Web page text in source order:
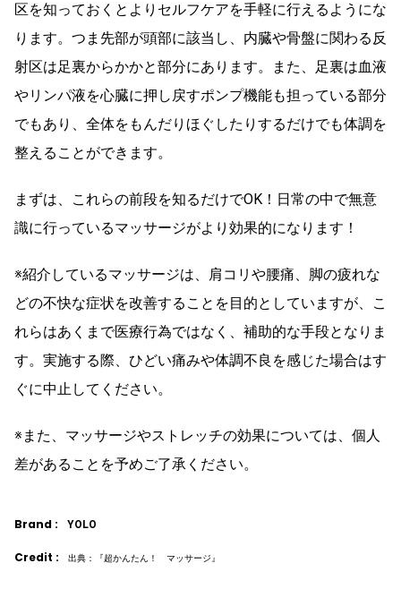
区を知っておくとよりセルフケアを手軽に行えるようにな
ります。つま先部が頭部に該当し、内臓や骨盤に関わる反
射区は足裏からかかと部分にあります。また、足裏は血液
やリンパ液を心臓に押し戻すポンプ機能も担っている部分
でもあり、全体をもんだりほぐしたりするだけでも体調を
整えることができます。
まずは、これらの前段を知るだけでOK！日常の中で無意
識に行っているマッサージがより効果的になります！
※紹介しているマッサージは、肩コリや腰痛、脚の疲れな
どの不快な症状を改善することを目的としていますが、こ
れらはあくまで医療行為ではなく、補助的な手段となりま
す。実施する際、ひどい痛みや体調不良を感じた場合はす
ぐに中止してください。
※また、マッサージやストレッチの効果については、個人
差があることを予めご了承ください。
Brand : YOLO
Credit : 出典：『超かんたん！ マッサージ』